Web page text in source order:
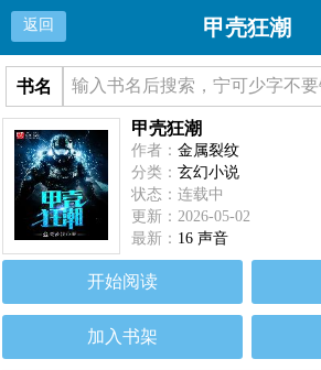
返回 甲壳狂潮
书名
甲壳狂潮
作者：金属裂纹
分类：玄幻小说
状态：连载中
更新：2026-05-02
最新： 16 声音
开始阅读
加入书架